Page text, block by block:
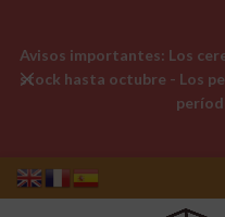
Avisos importantes: Los
stock hasta octubre - Los